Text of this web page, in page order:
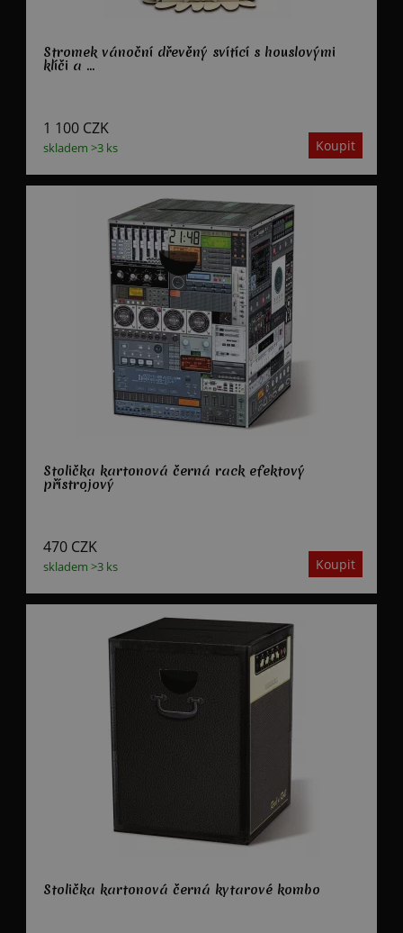
Stromek vánoční dřevěný svítící s houslovými
klíči a ...
skladem >3 ks
1 100 CZK
Stolička kartonová černá rack efektový
přístrojový
skladem >3 ks
470 CZK
Stolička kartonová černá kytarové kombo